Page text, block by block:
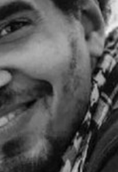
值该机构处于动荡时
困境，最近的一份
。泰特美术馆曾试图
致员工士气急剧下降
·艾敏和弗里达·卡
不列颠美术馆和泰
低于疫情前的水平。
金会担任总监。任职